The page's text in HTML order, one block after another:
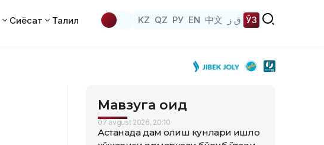
Сиёсат Таҳлил KZ QZ РУ EN 中文 ق ز ЎЗ
Мавзуга оид
07 avgust 2026, 20:10
Астанада дам олиш кунлари қишлоқ